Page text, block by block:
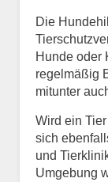
Die
Hunde oder
regelmäßig
mitunter
Wird ein
sich
und
Umgebung